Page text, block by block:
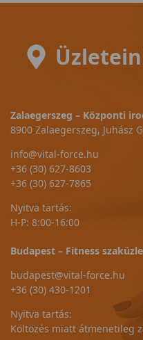
Zalaegerszeg – Központi
8900 Zalaegerszeg, Juhász
info@vital-force.hu
+36 (30) 627-8603
+36 (30) 627-7865
Nyitva tartás:
H-P: 8:00-16:00
Budapest – Fitness
budapest@vital-force.hu
+36 (30) 430-1201
Nyitva tartás:
Költözés miatt átmenetileg